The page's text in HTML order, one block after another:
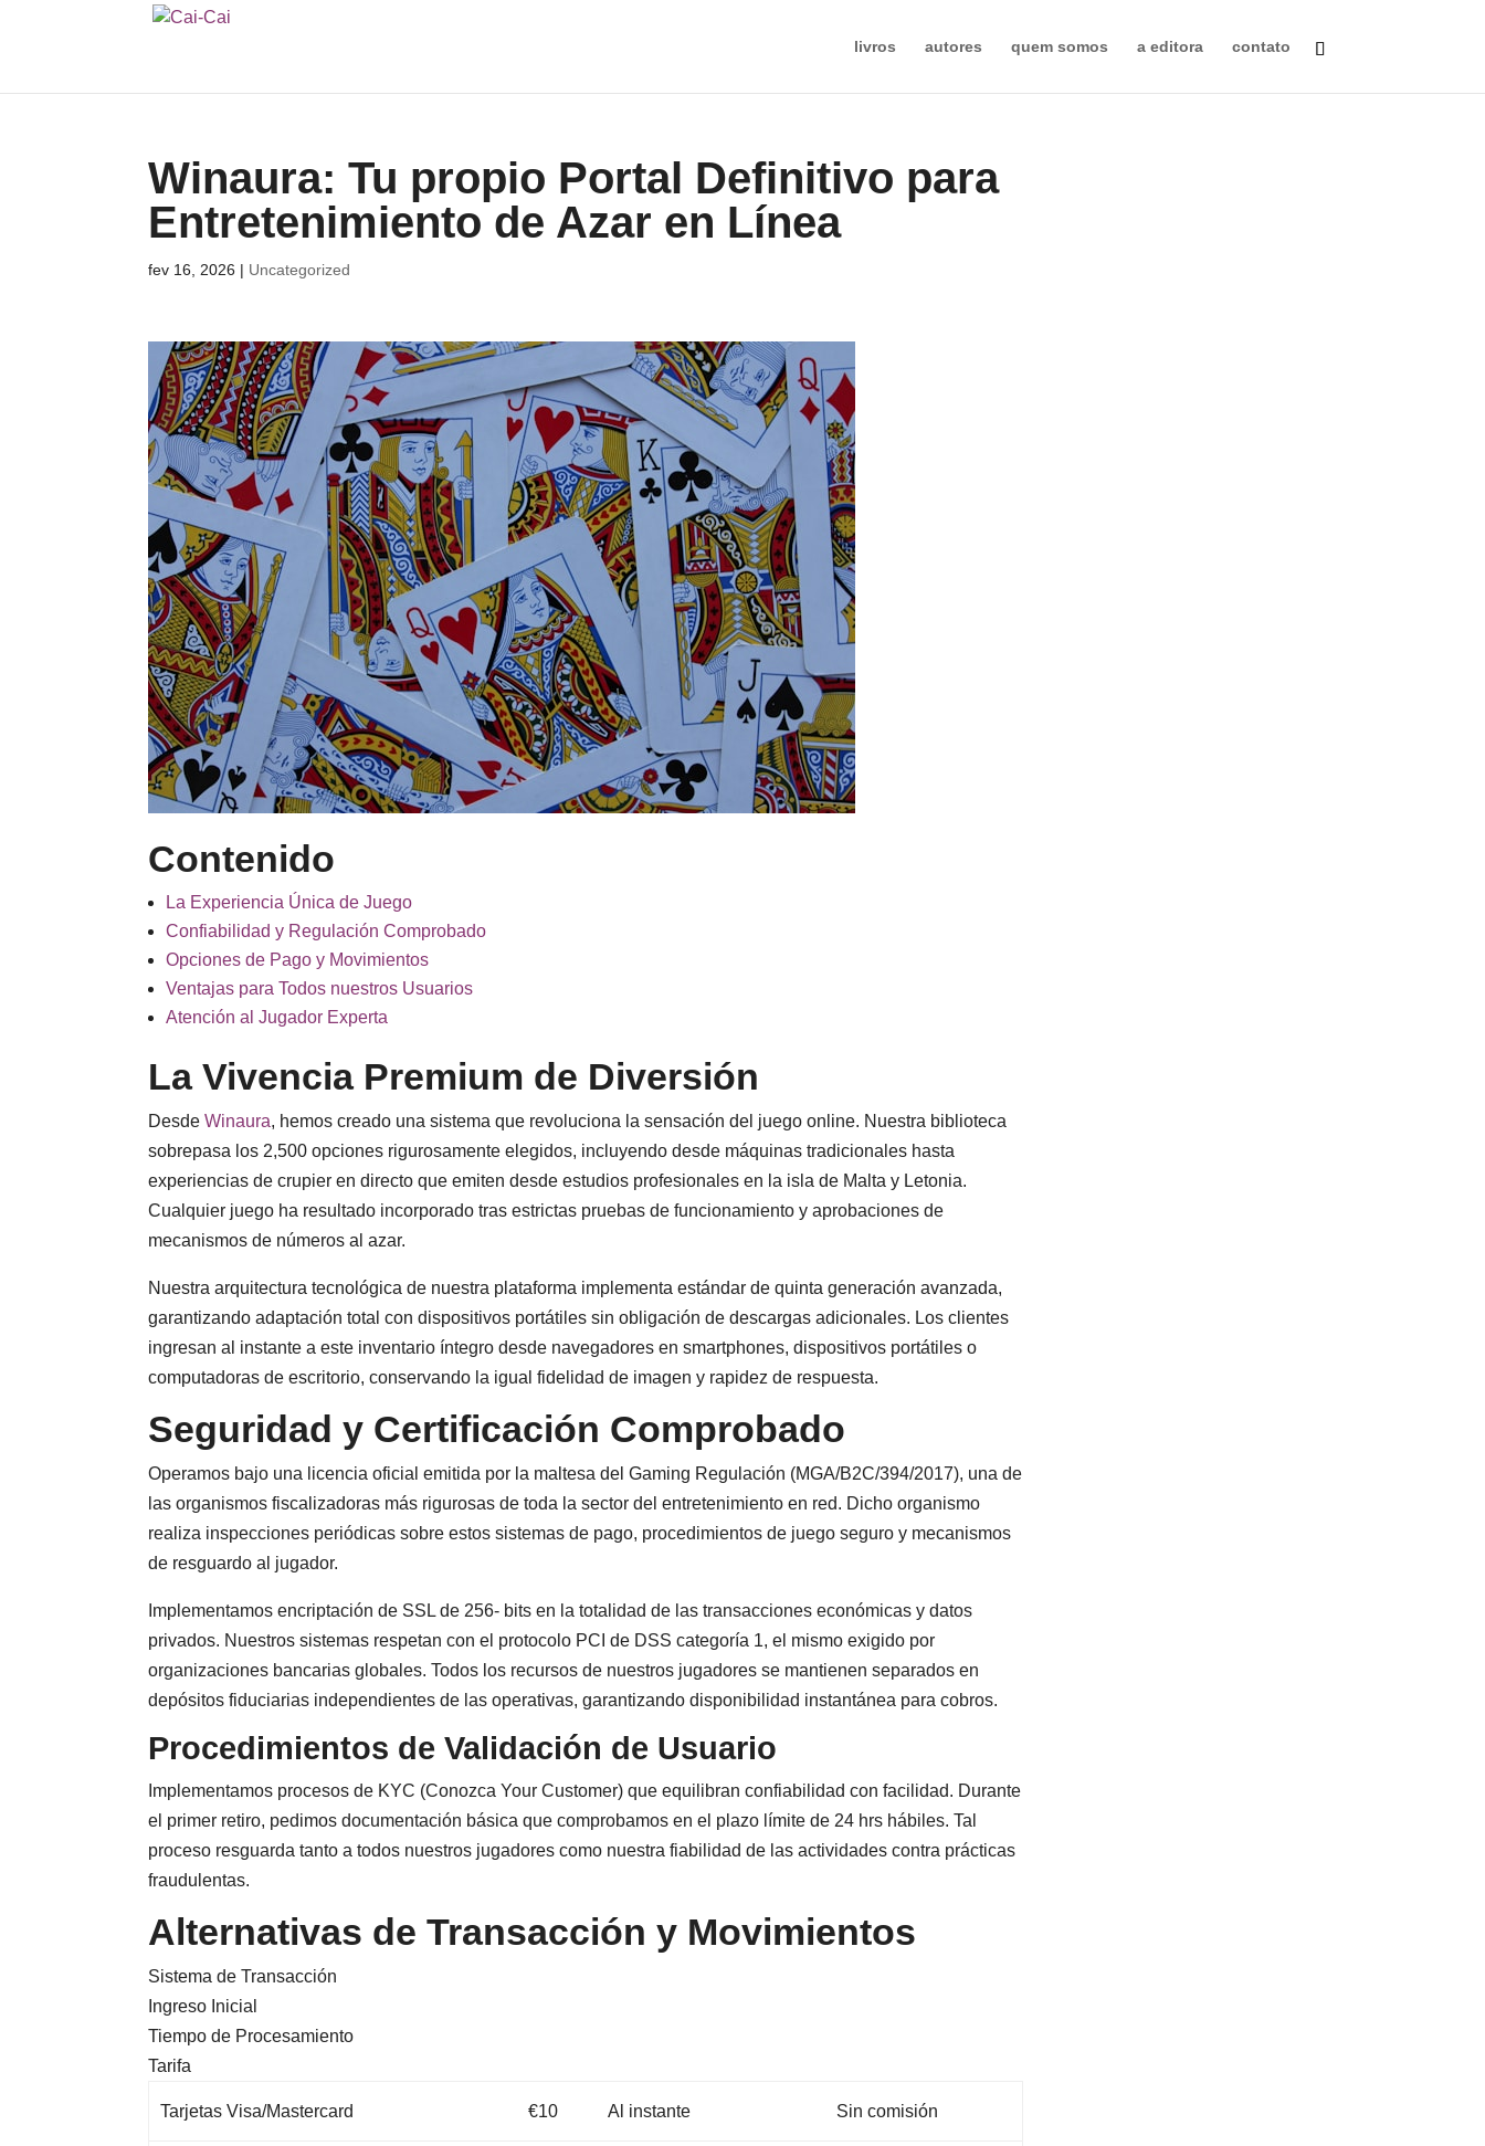
livros autores quem somos a editora contato
Winaura: Tu propio Portal Definitivo para
Entretenimiento de Azar en Línea
fev 16, 2026 | Uncategorized
Contenido
La Experiencia Única de Juego
Confiabilidad y Regulación Comprobado
Opciones de Pago y Movimientos
Ventajas para Todos nuestros Usuarios
Atención al Jugador Experta
La Vivencia Premium de Diversión
DesdeWinaura, hemos creado una sistema que revoluciona la sensación del juego online. Nuestra biblioteca
sobrepasa los 2,500 opciones rigurosamente elegidos, incluyendo desde máquinas tradicionales hasta
experiencias de crupier en directo que emiten desde estudios profesionales en la isla de Malta y Letonia.
Cualquier juego ha resultado incorporado tras estrictas pruebas de funcionamiento y aprobaciones de
mecanismos de números al azar.
Nuestra arquitectura tecnológica de nuestra plataforma implementa estándar de quinta generación avanzada,
garantizando adaptación total con dispositivos portátiles sin obligación de descargas adicionales. Los clientes
ingresan al instante a este inventario íntegro desde navegadores en smartphones, dispositivos portátiles o
computadoras de escritorio, conservando la igual fidelidad de imagen y rapidez de respuesta.
Seguridad y Certificación Comprobado
Operamos bajo una licencia oficial emitida por la maltesa del Gaming Regulación (MGA/B2C/394/2017), una de
las organismos fiscalizadoras más rigurosas de toda la sector del entretenimiento en red. Dicho organismo
realiza inspecciones periódicas sobre estos sistemas de pago, procedimientos de juego seguro y mecanismos
de resguardo al jugador.
Implementamos encriptación de SSL de 256- bits en la totalidad de las transacciones económicas y datos
privados. Nuestros sistemas respetan con el protocolo PCI de DSS categoría 1, el mismo exigido por
organizaciones bancarias globales. Todos los recursos de nuestros jugadores se mantienen separados en
depósitos fiduciarias independientes de las operativas, garantizando disponibilidad instantánea para cobros.
Procedimientos de Validación de Usuario
Implementamos procesos de KYC (Conozca Your Customer) que equilibran confiabilidad con facilidad. Durante
el primer retiro, pedimos documentación básica que comprobamos en el plazo límite de 24 hrs hábiles. Tal
proceso resguarda tanto a todos nuestros jugadores como nuestra fiabilidad de las actividades contra prácticas
fraudulentas.
Alternativas de Transacción y Movimientos
Sistema de Transacción
Ingreso Inicial
Tiempo de Procesamiento
Tarifa
Tarjetas Visa/Mastercard €10 Al instante Sin comisión